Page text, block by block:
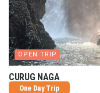
OPEN TRIP
CURUG NAGA
One Day Trip